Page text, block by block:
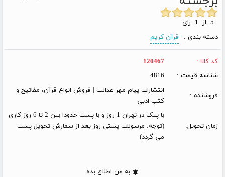
دسته بندی :
قرآن کریم
کد کالا :
120467
شناسه قیمت :
4816
فروشنده :
انتشارات پیام مهر عدالت | فروش انواع قرآن، مفاتیح و
کتب ادبی
زمان تحویل:
با پیک در تهران 1 روز و با پست حدودا بین 2 تا 6 روز کاری
(توجه: مرسولات پستی روز بعد از سفارش تحویل پست
می گردد)
به من اطلاع بده